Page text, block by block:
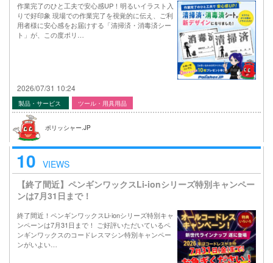
作業完了のひと工夫で安心感UP！明るいイラスト入
りで好印象 現場での作業完了を視覚的に伝え、ご利
用者様に安心感をお届けする「清掃済・消毒済シー
ト」が、この度ポリ…
2026/07/31 10:24
製品・サービス ツール・用具用品
ポリッシャー.JP
10 VIEWS
【終了間近】ペンギンワックスLi-ionシリーズ特別キャンペー
ンは7月31日まで！
終了間近！ペンギンワックスLi-ionシリーズ特別キャ
ンペーンは7月31日まで！ ご好評いただいているペ
ンギンワックスのコードレスマシン特別キャンペー
ンがいよい…